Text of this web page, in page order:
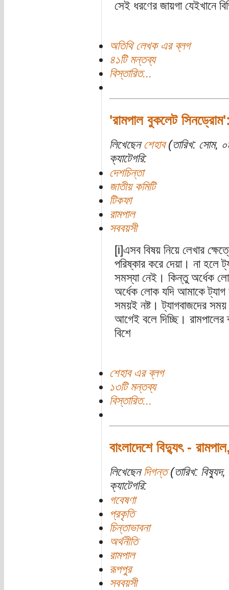
সেই ধরণের জায়গা যেইখানে
অতিথি লেখক এর ব্লগ
৪১টি মন্তব্য
বিস্তারিত...
'রামপাল বুকলেট সিনড্রোম':
লিখেছেন শেহাব(তারিখ: সোম,
ক্যাটেগরি:
দেশচিন্তা
জাতীয় কমিটি
টিকফা
রামপাল
সববয়সী
[i]এসব বিষয় নিয়ে লেখার
পরিষ্কার করে দেয়া। না হলে
সমস্যা নেই। কিন্তু অর্ধেক
অর্ধেক লোক যদি আমাকে ট্যাগ
সময়ই নষ্ট। ট্যাগবাজদের
আগেই বলে দিচ্ছি। রামপালের
বিশে
শেহাব এর ব্লগ
১৩টি মন্তব্য
বিস্তারিত...
বাংলাদেশে বিদ্যুৎ -
লিখেছেন দিগন্ত(তারিখ:
ক্যাটেগরি:
গবেষণা
প্রকৃতি
চিন্তাভাবনা
অর্থনীতি
রামপাল
রূপপুর
সববয়সী